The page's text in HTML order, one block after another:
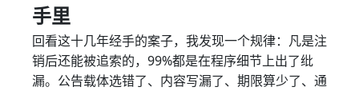
手里
回看这十几年经手的案子，我发现一个规律：凡是注
销后还能被追索的，99%都是在程序细节上出了纰
漏。公告载体选错了、内容写漏了、期限算少了、通